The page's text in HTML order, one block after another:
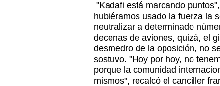
"Kadafi está marcando
hubiéramos usado la fuerza la
neutralizar a determinado
decenas de aviones, quizá, el
desmedro de la oposición, no
sostuvo. "Hoy por hoy, no
porque la comunidad
mismos", recalcó el canciller